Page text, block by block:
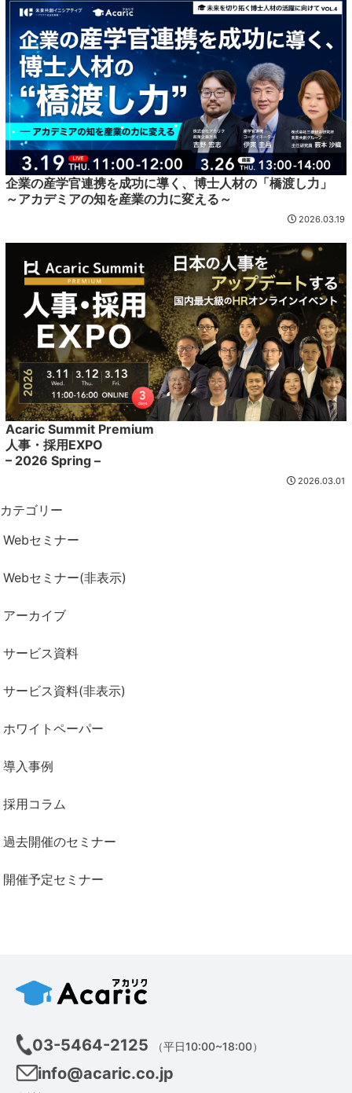
企業の産学官連携を成功に導く、博士人材の「橋渡し力」
～アカデミアの知を産業の力に変える～
2026.03.19
Acaric Summit Premium
人事・採用EXPO
– 2026 Spring –
2026.03.01
カテゴリー
Webセミナー
Webセミナー(非表示)
アーカイブ
サービス資料
サービス資料(非表示)
ホワイトペーパー
導入事例
採用コラム
過去開催のセミナー
開催予定セミナー
03-5464-2125 （平日10:00~18:00）
info@acaric.co.jp